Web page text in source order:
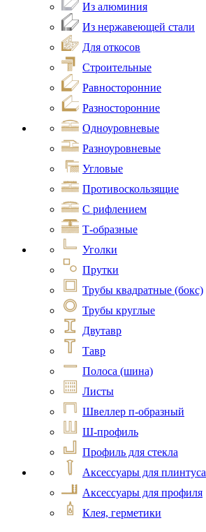
Из алюминия
Из нержавеющей стали
Для откосов
Строительные
Равносторонние
Разносторонние
Одноуровневые
Разноуровневые
Угловые
Противоскользящие
С рифлением
Т-образные
Уголки
Прутки
Трубы квадратные (бокс)
Трубы круглые
Двутавр
Тавр
Полоса (шина)
Листы
Швеллер п-образный
Ш-профиль
Профиль для стекла
Аксессуары для плинтуса
Аксессуары для профиля
Клея, герметики